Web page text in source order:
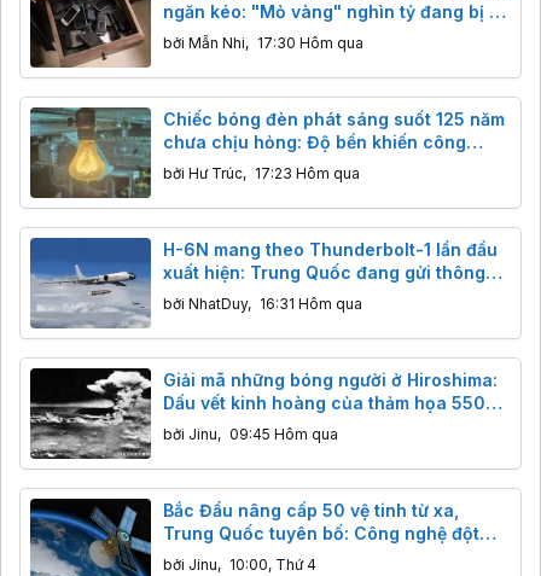
ngăn kéo: "Mỏ vàng" nghìn tỷ đang bị bỏ
quên
bởi Mẫn Nhi, 17:30 Hôm qua
Chiếc bóng đèn phát sáng suốt 125 năm
chưa chịu hỏng: Độ bền khiến công
nghệ hiện đại cũng phải ngả nón
bởi Hư Trúc, 17:23 Hôm qua
H-6N mang theo Thunderbolt-1 lần đầu
xuất hiện: Trung Quốc đang gửi thông
điệp gì tới các nhóm tàu sân bay?
bởi NhatDuy, 16:31 Hôm qua
Giải mã những bóng người ở Hiroshima:
Dấu vết kinh hoàng của thảm họa 5500
độ C
bởi Jinu, 09:45 Hôm qua
Bắc Đẩu nâng cấp 50 vệ tinh từ xa,
Trung Quốc tuyên bố: Công nghệ đột
phá, độ chính xác centimet vượt trội
bởi Jinu, 10:00, Thứ 4